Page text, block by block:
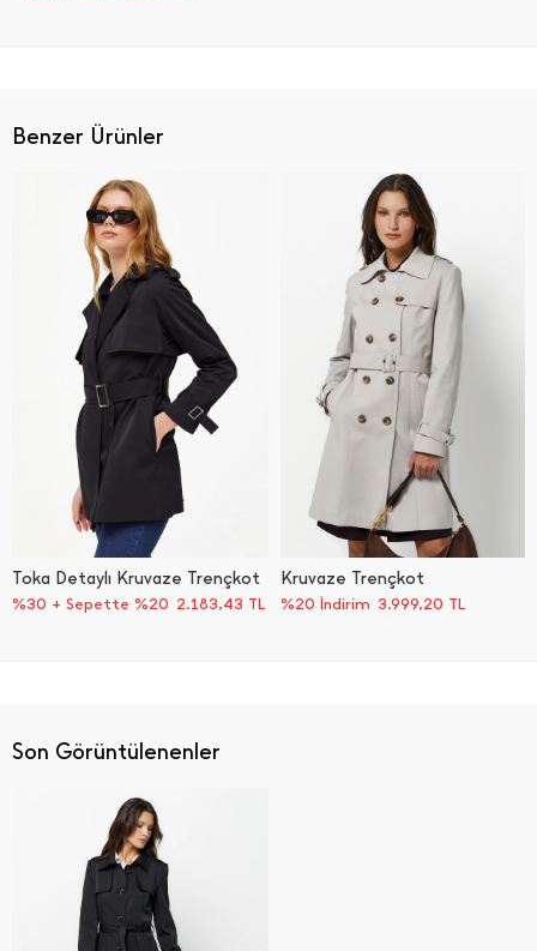
Benzer Ürünler
Toka Detaylı Kruvaze Trençkot
%30 + Sepette %20 2.183,43 TL
Kruvaze Trençkot
%20 İndirim 3.999,20 TL
Son Görüntülenenler